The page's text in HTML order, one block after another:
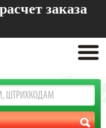
расчет заказа